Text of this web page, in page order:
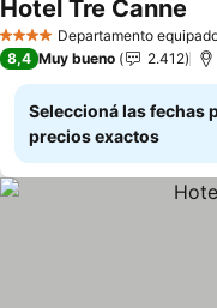
4 EstrellasDepartamento
Hotel Tre Canne
8,4 Muy bueno 2.412
Seleccioná las fechas
precios exactos